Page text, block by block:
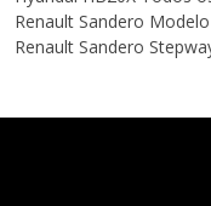
Renault Sandero
Renault Sandero